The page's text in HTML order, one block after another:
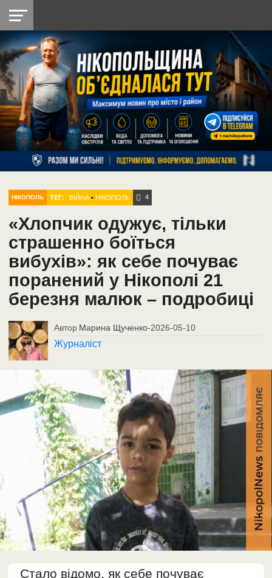
НІКОПОЛЬ
РАЙОН
СІЧЕСЛАВСЬКА
УКРАЇНА
РЕТРО
НІКОПОЛЬ
ЛАЙТ
УКРАЇНА
ДОПОМОГА
РАДІО
НІКОПОЛЬ ТЕГ: ВІЙНА •НІКОПОЛЬ 4
«Хлопчик одужує, тільки
страшенно боїться
вибухів»: як себе почуває
поранений у Нікополі 21
березня малюк – подробиці
Автор Марина Щученко-2026-05-10
Журналіст
Стало відомо, як себе почуває